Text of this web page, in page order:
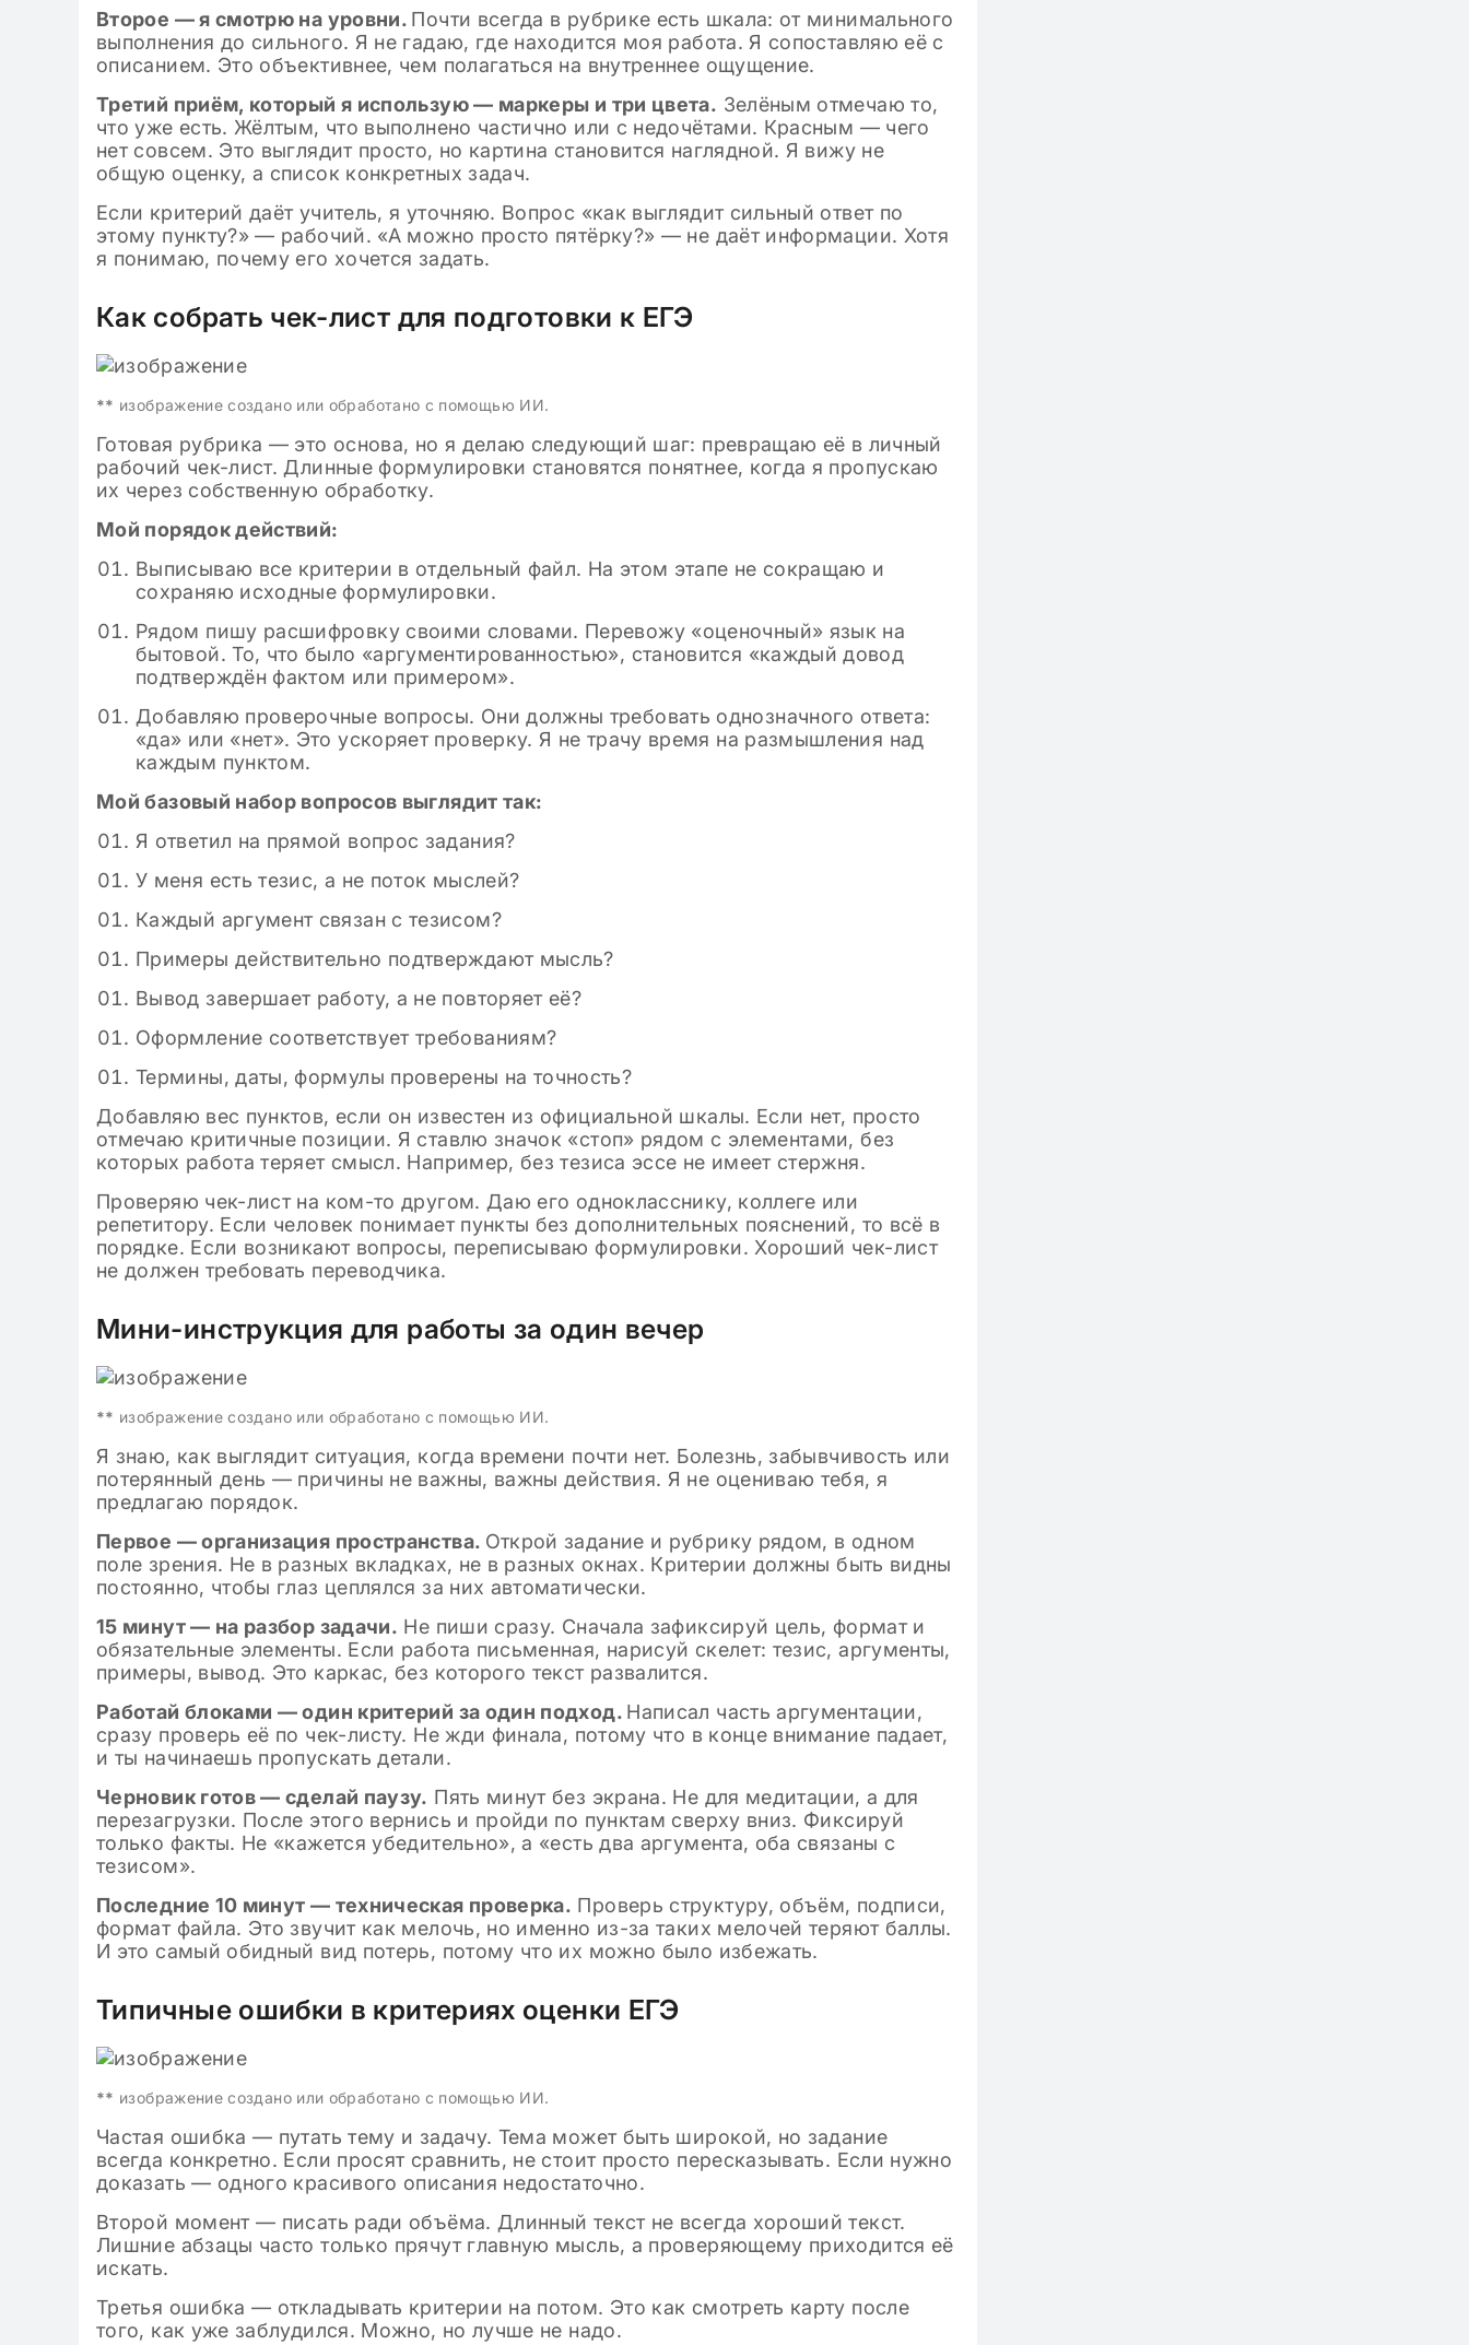
Второе — я смотрю на уровни. Почти всегда в рубрике есть шкала: от минимального
выполнения до сильного. Я не гадаю, где находится моя работа. Я сопоставляю её с
описанием. Это объективнее, чем полагаться на внутреннее ощущение.
Третий приём, который я использую — маркеры и три цвета. Зелёным отмечаю то,
что уже есть. Жёлтым, что выполнено частично или с недочётами. Красным — чего
нет совсем. Это выглядит просто, но картина становится наглядной. Я вижу не
общую оценку, а список конкретных задач.
Если критерий даёт учитель, я уточняю. Вопрос «как выглядит сильный ответ по
этому пункту?» — рабочий. «А можно просто пятёрку?» — не даёт информации. Хотя
я понимаю, почему его хочется задать.
Как собрать чек-лист для подготовки к ЕГЭ
** изображение создано или обработано с помощью ИИ.
Готовая рубрика — это основа, но я делаю следующий шаг: превращаю её в личный
рабочий чек-лист. Длинные формулировки становятся понятнее, когда я пропускаю
их через собственную обработку.
Мой порядок действий:
Выписываю все критерии в отдельный файл. На этом этапе не сокращаю и
сохраняю исходные формулировки.
Рядом пишу расшифровку своими словами. Перевожу «оценочный» язык на
бытовой. То, что было «аргументированностью», становится «каждый довод
подтверждён фактом или примером».
Добавляю проверочные вопросы. Они должны требовать однозначного ответа:
«да» или «нет». Это ускоряет проверку. Я не трачу время на размышления над
каждым пунктом.
Мой базовый набор вопросов выглядит так:
Я ответил на прямой вопрос задания?
У меня есть тезис, а не поток мыслей?
Каждый аргумент связан с тезисом?
Примеры действительно подтверждают мысль?
Вывод завершает работу, а не повторяет её?
Оформление соответствует требованиям?
Термины, даты, формулы проверены на точность?
Добавляю вес пунктов, если он известен из официальной шкалы. Если нет, просто
отмечаю критичные позиции. Я ставлю значок «стоп» рядом с элементами, без
которых работа теряет смысл. Например, без тезиса эссе не имеет стержня.
Проверяю чек-лист на ком-то другом. Даю его однокласснику, коллеге или
репетитору. Если человек понимает пункты без дополнительных пояснений, то всё в
порядке. Если возникают вопросы, переписываю формулировки. Хороший чек-лист
не должен требовать переводчика.
Мини-инструкция для работы за один вечер
** изображение создано или обработано с помощью ИИ.
Я знаю, как выглядит ситуация, когда времени почти нет. Болезнь, забывчивость или
потерянный день — причины не важны, важны действия. Я не оцениваю тебя, я
предлагаю порядок.
Первое — организация пространства. Открой задание и рубрику рядом, в одном
поле зрения. Не в разных вкладках, не в разных окнах. Критерии должны быть видны
постоянно, чтобы глаз цеплялся за них автоматически.
15 минут — на разбор задачи. Не пиши сразу. Сначала зафиксируй цель, формат и
обязательные элементы. Если работа письменная, нарисуй скелет: тезис, аргументы,
примеры, вывод. Это каркас, без которого текст развалится.
Работай блоками — один критерий за один подход. Написал часть аргументации,
сразу проверь её по чек-листу. Не жди финала, потому что в конце внимание падает,
и ты начинаешь пропускать детали.
Черновик готов — сделай паузу. Пять минут без экрана. Не для медитации, а для
перезагрузки. После этого вернись и пройди по пунктам сверху вниз. Фиксируй
только факты. Не «кажется убедительно», а «есть два аргумента, оба связаны с
тезисом».
Последние 10 минут — техническая проверка. Проверь структуру, объём, подписи,
формат файла. Это звучит как мелочь, но именно из-за таких мелочей теряют баллы.
И это самый обидный вид потерь, потому что их можно было избежать.
Типичные ошибки в критериях оценки ЕГЭ
** изображение создано или обработано с помощью ИИ.
Частая ошибка — путать тему и задачу. Тема может быть широкой, но задание
всегда конкретно. Если просят сравнить, не стоит просто пересказывать. Если нужно
доказать — одного красивого описания недостаточно.
Второй момент — писать ради объёма. Длинный текст не всегда хороший текст.
Лишние абзацы часто только прячут главную мысль, а проверяющему приходится её
искать.
Третья ошибка — откладывать критерии на потом. Это как смотреть карту после
того, как уже заблудился. Можно, но лучше не надо.